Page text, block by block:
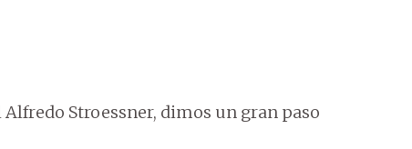
Stroessner, dimos un gran paso